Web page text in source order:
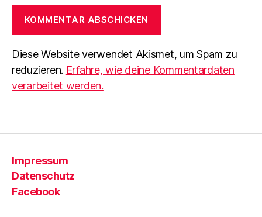
Diese Website verwendet Akismet, um Spam zu
reduzieren. Erfahre, wie deine Kommentardaten
verarbeitet werden.
Impressum
Datenschutz
Facebook